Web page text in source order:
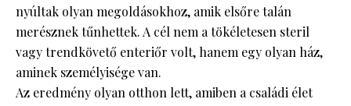
nyúltak olyan megoldásokhoz, amik elsőre talán
merésznek tűnhettek. A cél nem a tökéletesen steril
vagy trendkövető enteriőr volt, hanem egy olyan ház,
aminek személyisége van.
Az eredmény olyan otthon lett, amiben a családi élet